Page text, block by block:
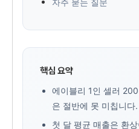
자주 묻는 질문
핵심 요약
에이블리 1인 셀러
은 절반에 못 미칩니다.
첫 달 평균 매출은 환